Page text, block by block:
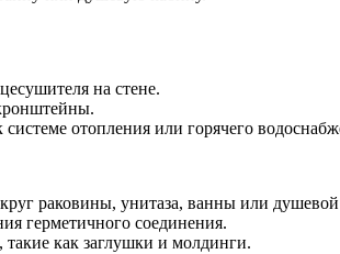
на стене.
отопления или горячего
раковины, унитаза, ванны или
герметичного соединения.
как заглушки и молдинги.